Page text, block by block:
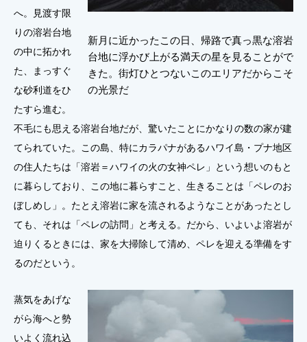
新月に近かったこの日、帰路で真っ黒な溶岩
台地に浮かび上がる満天の星を見ることがで
きた。街灯ひとつないこのエリアだからこそ
の光景だ
へ。見渡す限
りの溶岩台地
の中に拓かれ
た、まっすぐ
な砂利道をひ
たすら進む。
不毛にも思える溶岩台地だが、驚いたことにかなりの数の家が建
てられていた。この島、特にカラパナがあるハワイ島・プナ地区
の住人たちは「溶岩＝ハワイの火の女神ペレ」という想いのもと
に暮らしており、この地に暮らすこと、生きることは「ペレのお
ぼしめし」。たとえ溶岩に家を流されるようなことがあったとし
ても、それは「ペレの訪問」と考える。だから、いよいよ溶岩が
迫りくるときには、家を大掃除して清め、ペレを迎える準備をす
るのだという。
蒸気をあげな
がら海へと勢
いよく流れ込